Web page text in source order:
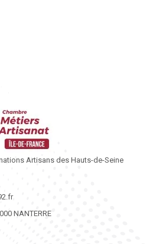
Artisans des Hauts-de-Seine
NANTERRE